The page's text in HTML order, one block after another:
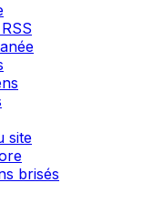
site
brisés